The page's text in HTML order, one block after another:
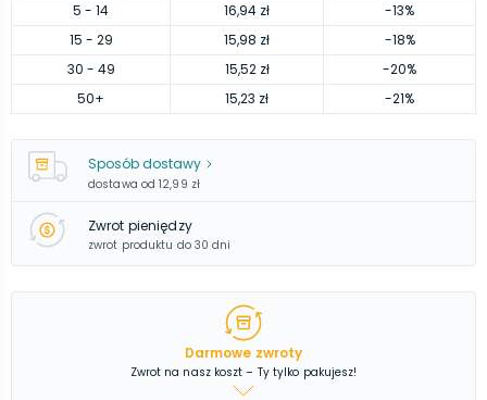
5 - 14 16,94 zł
-13%
15 - 29 15,98 zł
-18%
30 - 49 15,52 zł
-20%
50+ 15,23 zł -21%
Sposób dostawy
dostawa od 12,99 zł
Zwrot pieniędzy
zwrot produktu do 30 dni
Darmowe zwroty
Zwrot na nasz koszt – Ty tylko pakujesz!